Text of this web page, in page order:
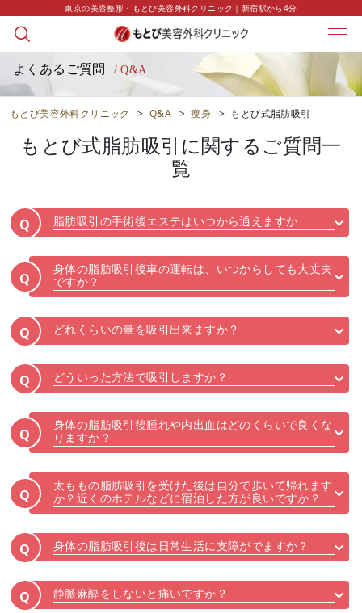
東京の美容整形・もとび美容外科クリニック｜新宿駅から4分
よくあるご質問 / Q&A
もとび美容外科クリニック > Q&A > 痩身 > もとび式脂肪吸引
もとび式脂肪吸引 に関するご質問一
覧
Q 脂肪吸引の手術後エステはいつから通えますか
Q
身体の脂肪吸引後車の運転は、いつからしても大丈夫
ですか？
Q どれくらいの量を吸引出来ますか？
Q どういった方法で吸引しますか？
Q
身体の脂肪吸引後腫れや内出血はどのくらいで良くな
りますか？
Q
太ももの脂肪吸引を受けた後は自分で歩いて帰れます
か？近くのホテルなどに宿泊した方が良いですか？
Q 身体の脂肪吸引後は日常生活に支障がでますか？
Q 静脈麻酔をしないと痛いですか？